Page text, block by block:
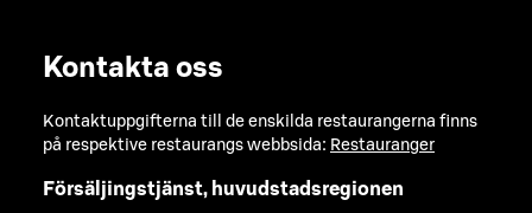
Kontakta oss
Kontaktuppgifterna till de enskilda restaurangerna finns
på respektive restaurangs webbsida: Restauranger
Försäljingstjänst, huvudstadsregionen